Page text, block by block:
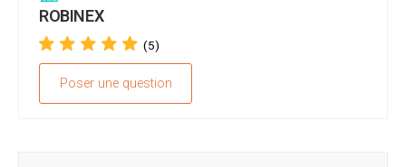
ROBINEX
(5)
Poser une question